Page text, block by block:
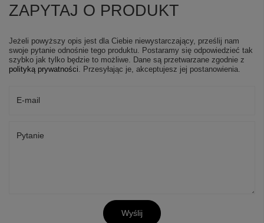
ZAPYTAJ O PRODUKT
Jeżeli powyższy opis jest dla Ciebie niewystarczający, prześlij nam
swoje pytanie odnośnie tego produktu. Postaramy się odpowiedzieć tak
szybko jak tylko będzie to możliwe. Dane są przetwarzane zgodnie z
polityką prywatności . Przesyłając je, akceptujesz jej postanowienia.
E-mail
Pytanie
Wyślij